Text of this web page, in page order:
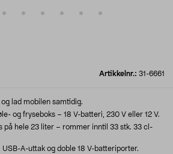
Artikkelnr.: 31-6661
lad mobilen samtidig.
og fryseboks – 18 V-batteri, 230 V eller 12 V.
på hele 23 liter – rommer inntil 33 stk. 33 cl-
A-uttak og doble 18 V-batteriporter.